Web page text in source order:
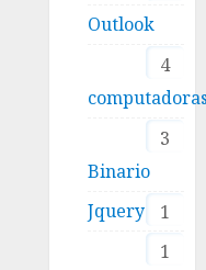
Outlook
4
3
Binario
1
Jquery
1